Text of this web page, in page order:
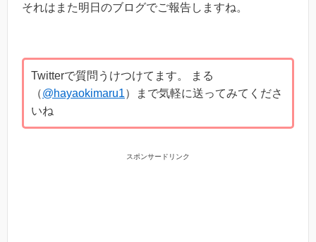
それはまた明日のブログでご報告しますね。
Twitterで質問うけつけてます。 まる
（@hayaokimaru1）まで気軽に送ってみてくださ
いね
スポンサードリンク